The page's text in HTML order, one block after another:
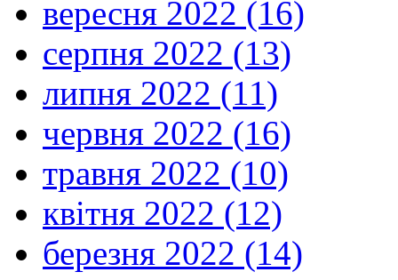
вересня 2022 (16)
серпня 2022 (13)
липня 2022 (11)
червня 2022 (16)
травня 2022 (10)
квітня 2022 (12)
березня 2022 (14)